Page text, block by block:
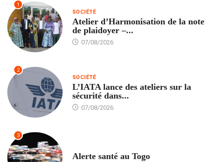
1
SOCIÉTÉ
Atelier d’Harmonisation de la note
de plaidoyer –...
07/08/2026
2
SOCIÉTÉ
L’IATA lance des ateliers sur la
sécurité dans...
07/08/2026
3
Alerte santé au Togo